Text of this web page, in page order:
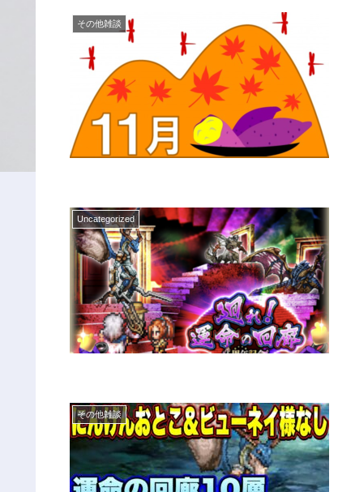
その他雑談
Uncategorized
その他雑談